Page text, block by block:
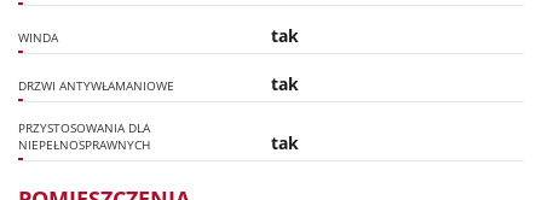
WINDA tak
DRZWI ANTYWŁAMANIOWE tak
PRZYSTOSOWANIA DLA
NIEPEŁNOSPRAWNYCH
tak